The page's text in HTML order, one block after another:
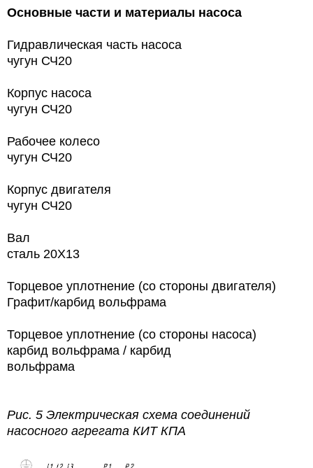
Основные части и материалы насоса
Гидравлическая часть насоса
чугун СЧ20
Корпус насоса
чугун СЧ20
Рабочее колесо
чугун СЧ20
Корпус двигателя
чугун СЧ20
Вал
сталь 20Х13
Торцевое уплотнение (со стороны двигателя)
Графит/карбид вольфрама
Торцевое уплотнение (со стороны насоса)
карбид вольфрама / карбид
вольфрама
Рис. 5 Электрическая схема соединений
насосного агрегата КИТ КПА